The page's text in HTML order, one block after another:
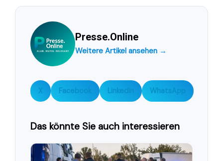
Presse.Online
Weitere Artikel ansehen →
X Facebook LinkedIn WhatsApp
Das könnte Sie auch interessieren